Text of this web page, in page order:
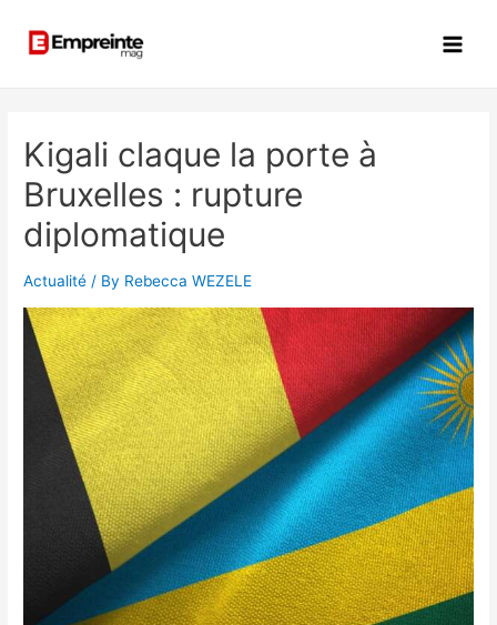
Kigali claque la porte à
Bruxelles : rupture
diplomatique
Actualité / By Rebecca WEZELE